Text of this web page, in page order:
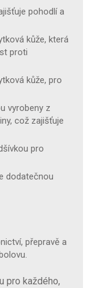
pohodlí a
kůže, která
proti
kůže, pro
vyrobeny z
což zajišťuje
pro
dodatečnou
přepravě a
pro každého,